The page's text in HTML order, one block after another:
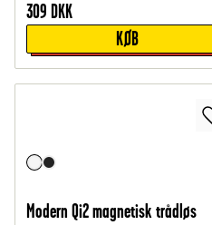
309 DKK
KØB
Modern Qi2 magnetisk trådløs